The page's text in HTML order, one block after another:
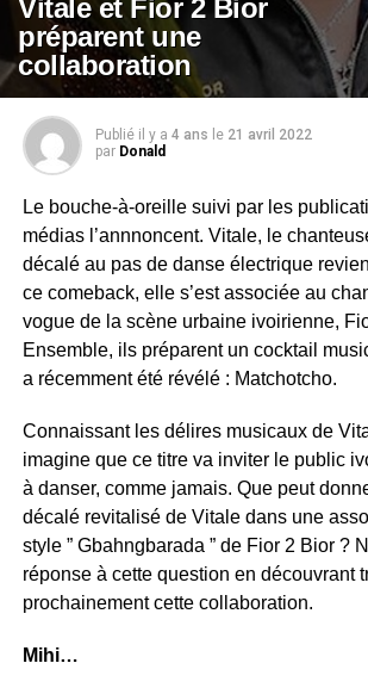
Vitale et Fior 2 Bior
préparent une
collaboration
Publié il y a 4 ans le 21 avril 2022
par Donald
Le bouche-à-oreille suivi par les
médias l’annnoncent. Vitale, le
décalé au pas de danse électrique
ce comeback, elle s’est associée au
vogue de la scène urbaine ivoirienne,
Ensemble, ils préparent un cocktail
a récemment été révélé : Matchotcho.
Connaissant les délires musicaux de
imagine que ce titre va inviter le public
à danser, comme jamais. Que peut
décalé revitalisé de Vitale dans une
style ” Gbahngbarada ” de Fior 2 Bior ?
réponse à cette question en découvrant
prochainement cette collaboration.
Mihi…